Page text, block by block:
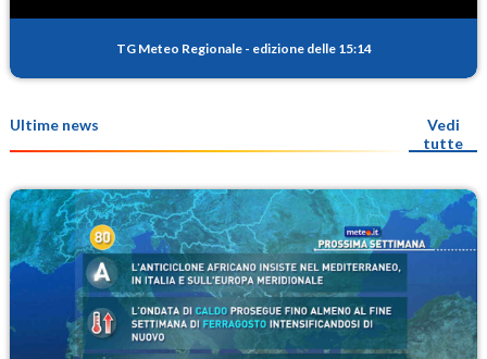
TG Meteo Regionale - edizione delle 15:14
Ultime news
Vedi
tutte